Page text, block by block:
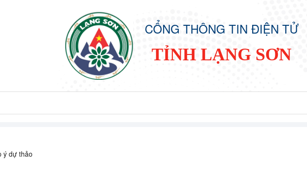
CỔNG THÔNG TIN ĐIỆN TỬ
TỈNH LẠNG SƠN
ý dự thảo